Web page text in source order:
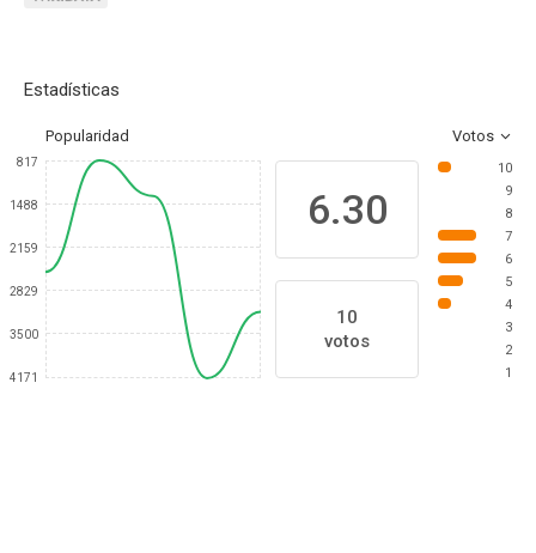
Estadísticas
Popularidad Votos
817
1488
2159
2829
3500
4171
6.30
10
votos
10
9
8
7
6
5
4
3
2
1